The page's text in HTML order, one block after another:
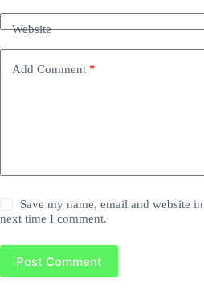
Website
Add Comment *
Save my name, email and website
next time I comment.
Post Comment